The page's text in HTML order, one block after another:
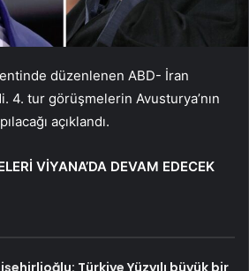
düzenlenen ABD- İran
4. tur görüşmelerin Avusturya’nın
açıklandı.
VİYANA’DA DEVAM EDECEK